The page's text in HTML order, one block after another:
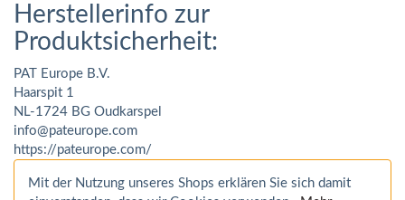
Herstellerinfo zur
Produktsicherheit:
PAT Europe B.V.
Haarspit 1
NL-1724 BG Oudkarspel
info@pateurope.com
https://pateurope.com/
Mit der Nutzung unseres Shops erklären Sie sich damit